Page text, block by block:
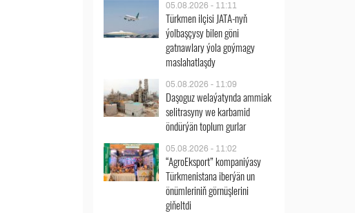
05.08.2026 - 11:11
Türkmen ilçisi JATA-nyň
ýolbaşçysy bilen göni
gatnawlary ýola goýmagy
maslahatlaşdy
05.08.2026 - 11:09
Daşoguz welaýatynda ammiak
selitrasyny we karbamid
öndürýän toplum gurlar
05.08.2026 - 11:02
“AgroEksport” kompaniýasy
Türkmenistana iberýän un
önümleriniň görnüşlerini
giňeltdi